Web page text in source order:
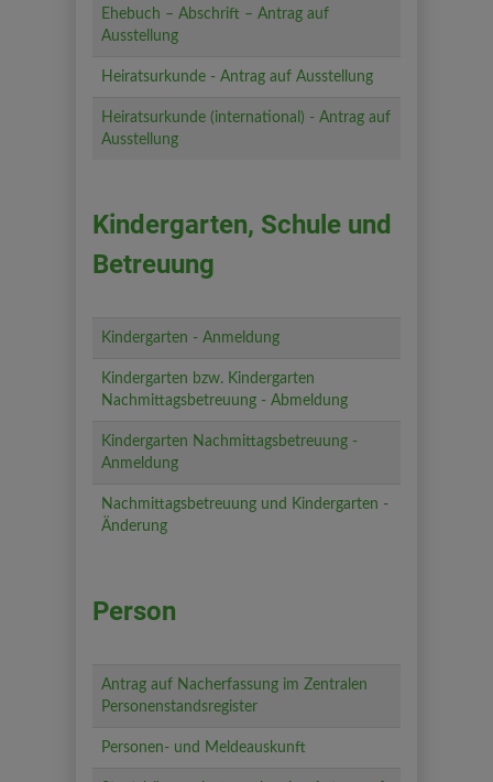
Ehebuch – Abschrift – Antrag auf
Ausstellung
Heiratsurkunde - Antrag auf Ausstellung
Heiratsurkunde (international) - Antrag auf
Ausstellung
Kindergarten, Schule und
Betreuung
Kindergarten - Anmeldung
Kindergarten bzw. Kindergarten
Nachmittagsbetreuung - Abmeldung
Kindergarten Nachmittagsbetreuung -
Anmeldung
Nachmittagsbetreuung und Kindergarten -
Änderung
Person
Antrag auf Nacherfassung im Zentralen
Personenstandsregister
Personen- und Meldeauskunft